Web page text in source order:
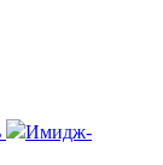
Имидж-